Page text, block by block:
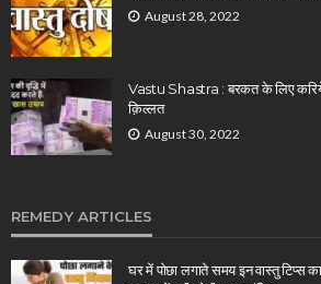
August 28, 2022
Vastu Shastra : बरकत के लिए करिये
क़िल्लत
August 30, 2022
REMEDY ARTICLES
घर में पोछा लगाते समय इन वास्तु टिप्स